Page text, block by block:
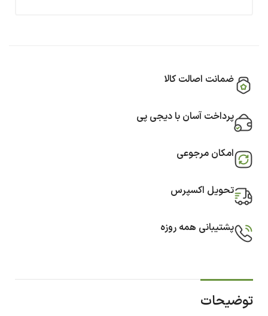
ضمانت اصالت کالا
پرداخت آسان با دیجی پی
امکان مرجوعی
تحویل اکسپرس
پشتیبانی همه روزه
توضیحات